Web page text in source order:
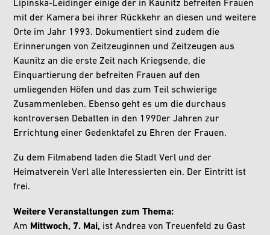
Lipinska-Leidinger einige der in Kaunitz befreiten Frauen
mit der Kamera bei ihrer Rückkehr an diesen und weitere
Orte im Jahr 1993. Dokumentiert sind zudem die
Erinnerungen von Zeitzeuginnen und Zeitzeugen aus
Kaunitz an die erste Zeit nach Kriegsende, die
Einquartierung der befreiten Frauen auf den
umliegenden Höfen und das zum Teil schwierige
Zusammenleben. Ebenso geht es um die durchaus
kontroversen Debatten in den 1990er Jahren zur
Errichtung einer Gedenktafel zu Ehren der Frauen.
Zu dem Filmabend laden die Stadt Verl und der
Heimatverein Verl alle Interessierten ein. Der Eintritt ist
frei.
Weitere Veranstaltungen zum Thema:
Am Mittwoch, 7. Mai, ist Andrea von Treuenfeld zu Gast